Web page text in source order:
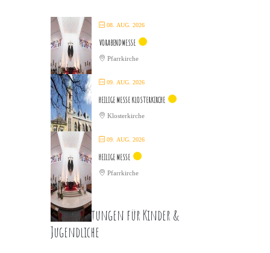
08. AUG. 2026
VORABENDMESSE
Pfarrkirche
09. AUG. 2026
HEILIGE MESSE KLOSTERKIRCHE
Klosterkirche
09. AUG. 2026
HEILIGE MESSE
Pfarrkirche
Veranstaltungen für Kinder &
Jugendliche